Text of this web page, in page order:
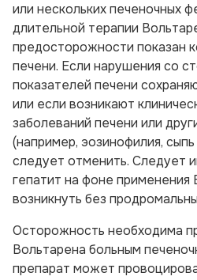
или нескольких печеночных
длительной терапии
предосторожности показан
печени. Если нарушения со
показателей печени
или если возникают
заболеваний печени или
(например, эозинофилия,
следует отменить. Следует
гепатит на фоне
возникнуть без
Осторожность необходима
Вольтарена больным
препарат может